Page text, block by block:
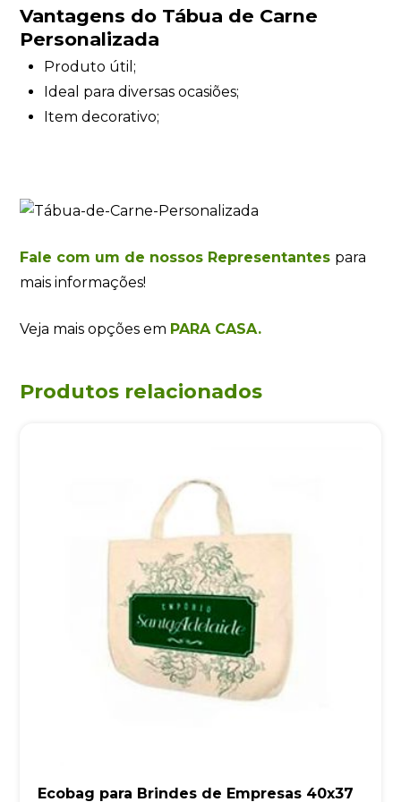
Vantagens do Tábua de Carne
Personalizada
Produto útil;
Ideal para diversas ocasiões;
Item decorativo;
Fale com um de nossos Representantes para
mais informações!
Veja mais opções em PARA CASA.
Produtos relacionados
Ecobag para Brindes de Empresas 40x37